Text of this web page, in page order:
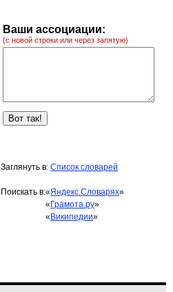
Ваши ассоциации:
(с новой строки или через запятую)
Заглянуть в: Список словарей
Поискать в:«Яндекс.Словарях»
« Грамота.ру»
« Википедии»